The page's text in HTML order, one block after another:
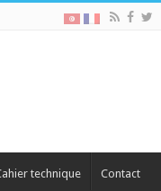
technique Contact